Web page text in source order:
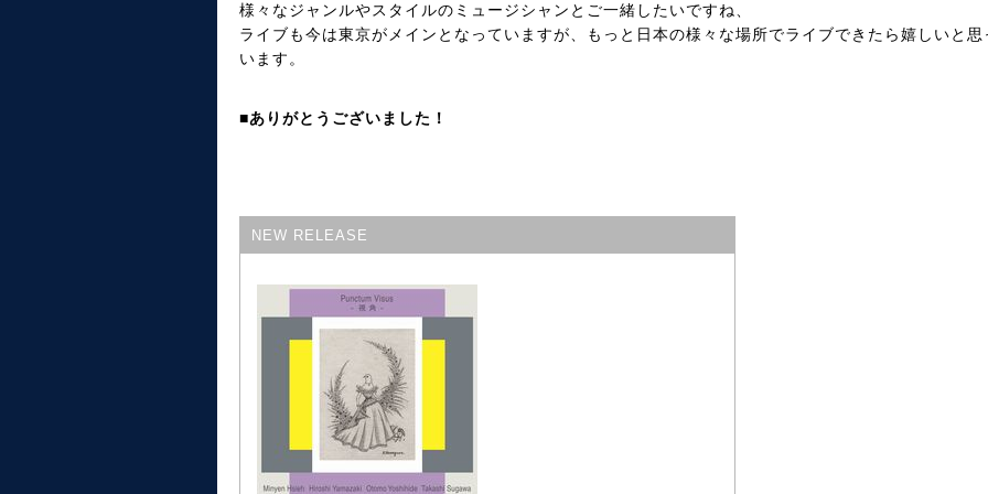
様々なジャンルやスタイルのミュージシャンとご一緒したいですね、
ライブも今は東京がメインとなっていますが、もっと日本の様々な場所でライブできたら嬉しいと思
います。
■ありがとうございました！
NEW RELEASE